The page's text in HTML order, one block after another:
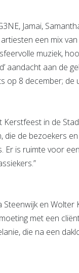
Jamai,
een mix
muziek,
aandacht aan de
op 8 december; de
Kerstfeest in de
de bezoekers
Er is ruimte voor
Steenwijk en
met een
die na een